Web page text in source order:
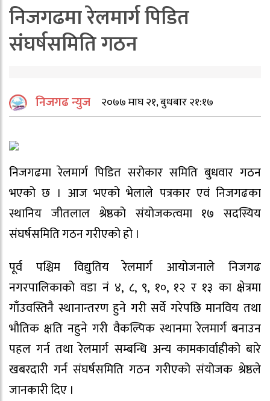
निजगढमा रेलमार्ग पिडित
संघर्षसमिति गठन
निजगढ न्युज २०७७ माघ २१, बुधबार २१:१७
निजगढमा रेलमार्ग पिडित सरोकार समिति बुधवार गठन
भएको छ । आज भएको भेलाले पत्रकार एवं निजगढका
स्थानिय जीतलाल श्रेष्ठको संयोजकत्वमा १७ सदस्यिय
संघर्षसमिति गठन गरीएको हो ।
पूर्व पश्चिम विद्युतिय रेलमार्ग आयोजनाले निजगढ
नगरपालिकाको वडा नं ४, ८, ९, १०, १२ र १३ का क्षेत्रमा
गाँउवस्तिनै स्थानान्तरण हुने गरी सर्वे गरेपछि मानविय तथा
भौतिक क्षति नहुने गरी वैकल्पिक स्थानमा रेलमार्ग बनाउन
पहल गर्न तथा रेलमार्ग सम्बन्धि अन्य कामकार्वाहीको बारे
खबरदारी गर्न संघर्षसमिति गठन गरीएको संयोजक श्रेष्ठले
जानकारी दिए ।